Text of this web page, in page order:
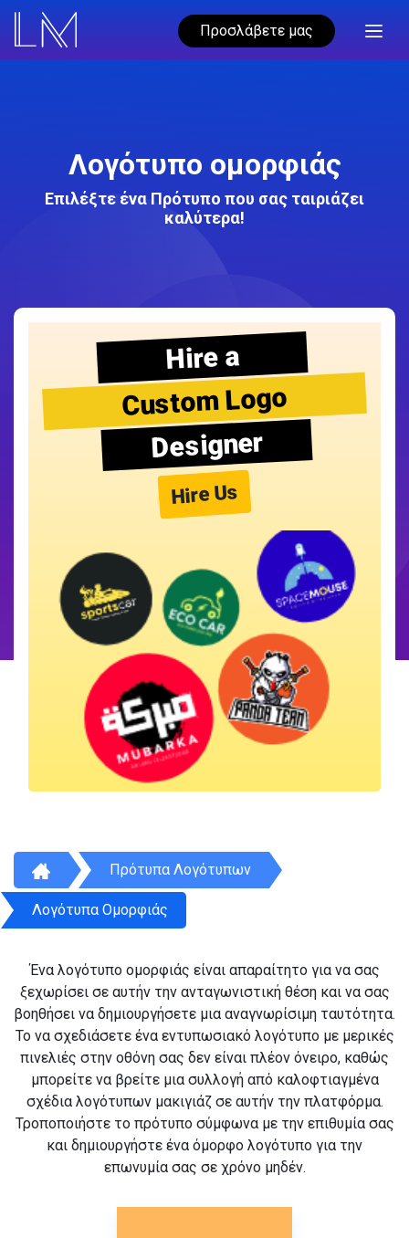
Προσλάβετε μας
Λογότυπο ομορφιάς
Επιλέξτε ένα Πρότυπο που σας ταιριάζει
καλύτερα!
Hire a
Custom Logo
Designer
Hire Us
Πρότυπα Λογότυπων
Λογότυπα Ομορφιάς
Ένα λογότυπο ομορφιάς είναι απαραίτητο για να σας
ξεχωρίσει σε αυτήν την ανταγωνιστική θέση και να σας
βοηθήσει να δημιουργήσετε μια αναγνωρίσιμη ταυτότητα.
Το να σχεδιάσετε ένα εντυπωσιακό λογότυπο με μερικές
πινελιές στην οθόνη σας δεν είναι πλέον όνειρο, καθώς
μπορείτε να βρείτε μια συλλογή από καλοφτιαγμένα
σχέδια λογότυπων μακιγιάζ σε αυτήν την πλατφόρμα.
Τροποποιήστε το πρότυπο σύμφωνα με την επιθυμία σας
και δημιουργήστε ένα όμορφο λογότυπο για την
επωνυμία σας σε χρόνο μηδέν.